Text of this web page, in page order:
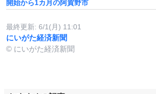
開始から1カ月の阿賀野市
最終更新: 6/1(月) 11:01
にいがた経済新聞
© にいがた経済新聞